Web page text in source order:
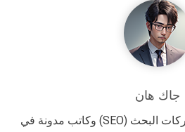
جاك هان
جاك هو مدير تحسين محركات البحث (SEO) وكاتب مدونة في